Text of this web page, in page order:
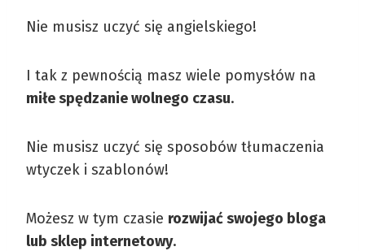
Nie musisz uczyć się angielskiego!
I tak z pewnością masz wiele pomysłów na
miłe spędzanie wolnego czasu.
Nie musisz uczyć się sposobów tłumaczenia
wtyczek i szablonów!
Możesz w tym czasie rozwijać swojego bloga
lub sklep internetowy.